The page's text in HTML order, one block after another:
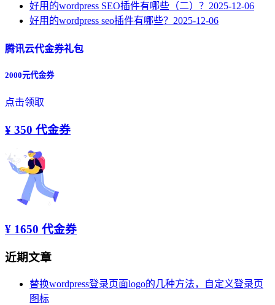
好用的wordpress SEO插件有哪些（二）？ 2025-12-06
好用的wordpress seo插件有哪些？ 2025-12-06
腾讯云代金券礼包
2000元代金券
点击领取
¥ 350 代金券
¥ 1650 代金券
近期文章
替换wordpress登录页面logo的几种方法，自定义登录页
图标